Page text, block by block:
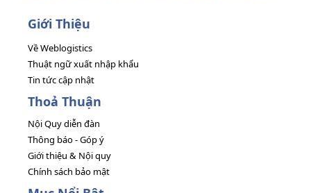
Giới Thiệu
Về Weblogistics
Thuật ngữ xuất nhập khẩu
Tin tức cập nhật
Thoả Thuận
Nội Quy diễn đàn
Thông báo - Góp ý
Giới thiệu & Nội quy
Chính sách bảo mật